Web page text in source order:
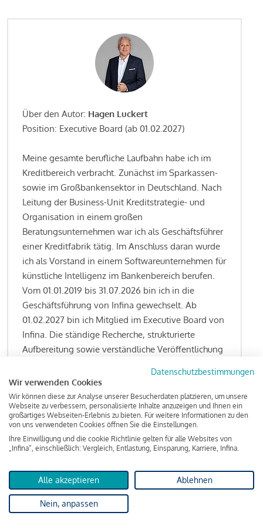
Über den Autor: Hagen Luckert
Position: Executive Board (ab 01.02.2027)
Meine gesamte berufliche Laufbahn habe ich im
Kreditbereich verbracht. Zunächst im Sparkassen-
sowie im Großbankensektor in Deutschland. Nach
Leitung der Business-Unit Kreditstrategie- und
Organisation in einem großen
Beratungsunternehmen war ich als Geschäftsführer
einer Kreditfabrik tätig. Im Anschluss daran wurde
ich als Vorstand in einem Softwareunternehmen für
künstliche Intelligenz im Bankenbereich berufen.
Vom 01.01.2019 bis 31.07.2026 bin ich in die
Geschäftsführung von Infina gewechselt. Ab
01.02.2027 bin ich Mitglied im Executive Board von
Infina. Die ständige Recherche, strukturierte
Aufbereitung sowie verständliche Veröffentlichung
Kreditgeschäft gehören zu den wesentlichen
Schwerpunktsetzungen meiner Funktion.
Lesen Sie meine Finanzierungs-Tipps
KreditindexDas Wohnkredit Barometer
Datenschutzbestimmungen
Wir verwenden Cookies
Wir können diese zur Analyse unserer Besucherdaten platzieren, um unsere
Webseite zu verbessern, personalisierte Inhalte anzuzeigen und Ihnen ein
großartiges Webseiten-Erlebnis zu bieten. Für weitere Informationen zu den
von uns verwendeten Cookies öffnen Sie die Einstellungen.
Ihre Einwilligung und die cookie Richtlinie gelten für alle Websites von
„Infina“, einschließlich: Vergleich, Entlastung, Einsparung, Karriere, Infina.
Alle akzeptieren Ablehnen
Nein, anpassen